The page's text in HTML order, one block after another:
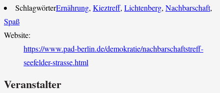
SchlagwörterErnährung, Kieztreff, Lichtenberg, Nachbarschaft,
Spaß
Website:
https://www.pad-berlin.de/demokratie/nachbarschaftstreff-
seefelder-strasse.html
Veranstalter